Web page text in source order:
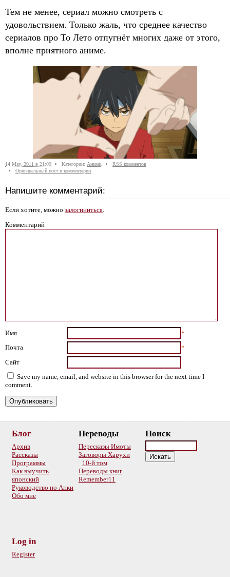
Тем не менее, сериал можно смотреть с
удовольствием. Только жаль, что среднее качество
сериалов про То Лето отпугнёт многих даже от этого,
вполне приятного аниме.
14 May, 2011 в 21:09 Категории: Аниме
RSS комментов
Оригинальный пост и комментарии
Напишите комментарий:
Если хотите, можно залогиниться
Комментарий
Имя
*
Почта
*
Сайт
Save my name, email, and website in this browser for the next time I
comment.
Блог
Архив
Рассказы
Программы
Как выучить
японский
Руководство по Анки
Обо мне
Переводы
Пересказы Имоты
Заговоры Харухи
10-й том
Переводы книг
Remember11
Поиск
Log in
Register